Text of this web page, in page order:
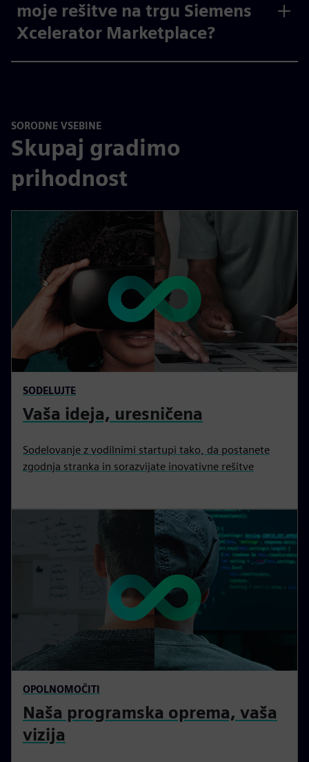
moje rešitve na trgu Siemens
Xcelerator Marketplace?
SORODNE VSEBINE
Skupaj gradimo
prihodnost
SODELUJTE
Vaša ideja, uresničena
Sodelovanje z vodilnimi startupi tako, da postanete
zgodnja stranka in sorazvijate inovativne rešitve
OPOLNOMOČITI
Naša programska oprema, vaša
vizija